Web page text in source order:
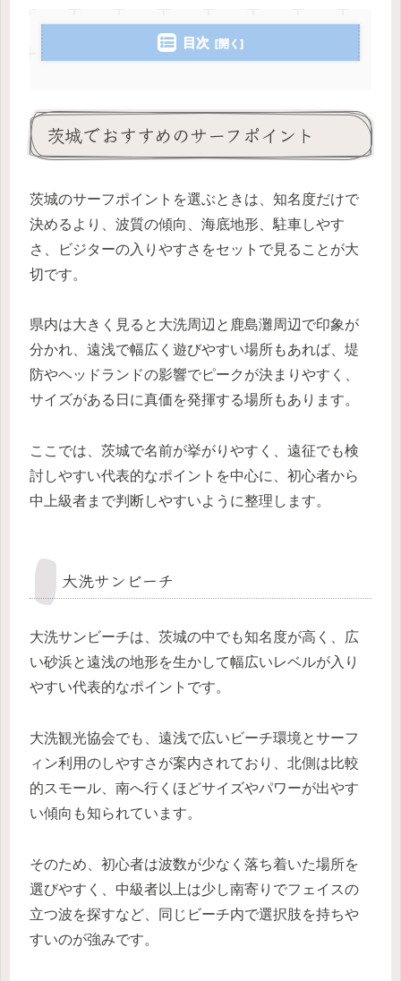
目次
茨城でおすすめのサーフポイント
茨城のサーフポイントを選ぶときは、知名度だけで
決めるより、波質の傾向、海底地形、駐車しやす
さ、ビジターの入りやすさをセットで見ることが大
切です。
県内は大きく見ると大洗周辺と鹿島灘周辺で印象が
分かれ、遠浅で幅広く遊びやすい場所もあれば、堤
防やヘッドランドの影響でピークが決まりやすく、
サイズがある日に真価を発揮する場所もあります。
ここでは、茨城で名前が挙がりやすく、遠征でも検
討しやすい代表的なポイントを中心に、初心者から
中上級者まで判断しやすいように整理します。
大洗サンビーチ
大洗サンビーチは、茨城の中でも知名度が高く、広
い砂浜と遠浅の地形を生かして幅広いレベルが入り
やすい代表的なポイントです。
大洗観光協会でも、遠浅で広いビーチ環境とサーフ
ィン利用のしやすさが案内されており、北側は比較
的スモール、南へ行くほどサイズやパワーが出やす
い傾向も知られています。
そのため、初心者は波数が少なく落ち着いた場所を
選びやすく、中級者以上は少し南寄りでフェイスの
立つ波を探すなど、同じビーチ内で選択肢を持ちや
すいのが強みです。